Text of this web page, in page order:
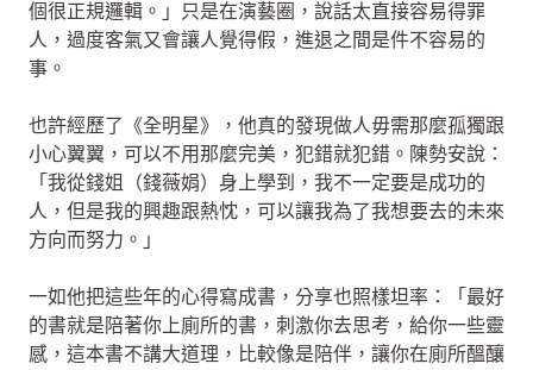
個很正規邏輯。」只是在演藝圈，說話太直接容易得罪
人，過度客氣又會讓人覺得假，進退之間是件不容易的
事。
也許經歷了《全明星》，他真的發現做人毋需那麼孤獨跟
小心翼翼，可以不用那麼完美，犯錯就犯錯。陳勢安說：
「我從錢姐（錢薇娟）身上學到，我不一定要是成功的
人，但是我的興趣跟熱忱，可以讓我為了我想要去的未來
方向而努力。」
一如他把這些年的心得寫成書，分享也照樣坦率：「最好
的書就是陪著你上廁所的書，刺激你去思考，給你一些靈
感，這本書不講大道理，比較像是陪伴，讓你在廁所醞釀